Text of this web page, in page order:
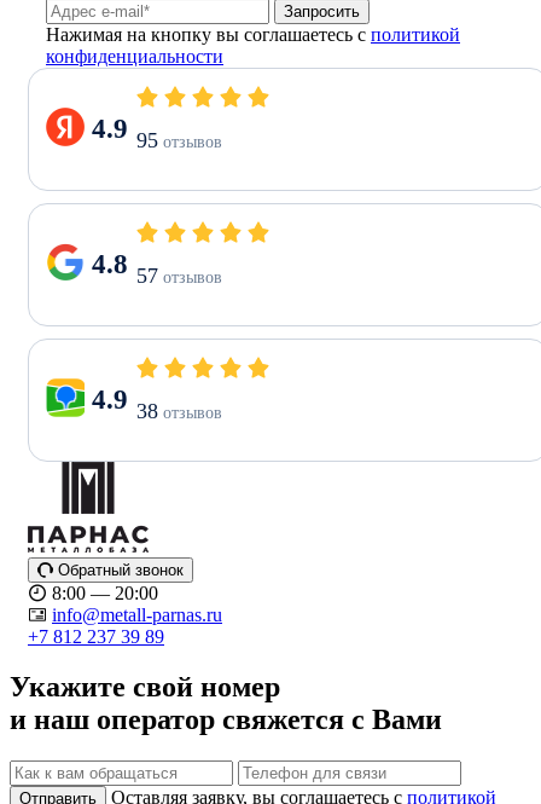
Запросить
Нажимая на кнопку вы соглашаетесь с политикой
конфиденциальности
4.9 95 отзывов
4.8 57 отзывов
4.9 38 отзывов
Обратный звонок
8:00 — 20:00
info@metall-parnas.ru
+7 812 237 39 89
Укажите свой номер
и наш оператор свяжется с Вами
Отправить Оставляя заявку, вы соглашаетесь с политикой